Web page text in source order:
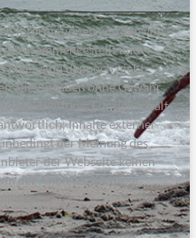
Informationen wurden von
zusammengestellt und
sind dennoch nicht
alle Angaben ohne Gewähr
Für den Inhalt
Inhalte externer
der Meinung des
der Webseite keinen
der Anbieter für diese